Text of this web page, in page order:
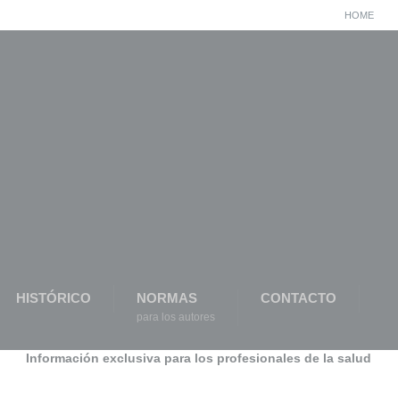
HOME
HISTÓRICO NORMAS
para los autores
CONTACTO
Información exclusiva para los profesionales de la salud